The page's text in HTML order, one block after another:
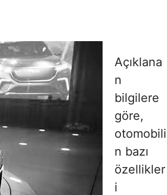
Açıklana
n
bilgilere
göre,
otomobili
n bazı
özellikler
i